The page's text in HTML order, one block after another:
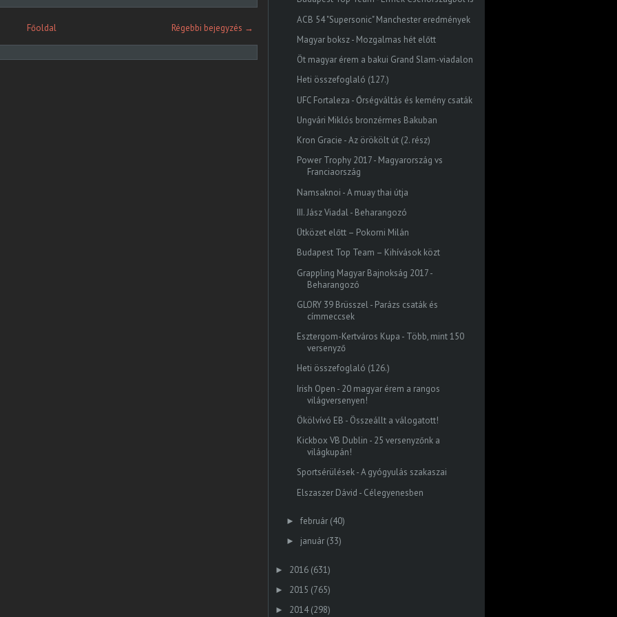
Régebbi bejegyzés →
Főoldal
ACB 54 "Supersonic" Manchester eredmények
Magyar boksz - Mozgalmas hét előtt
Öt magyar érem a bakui Grand Slam-viadalon
Heti összefoglaló (127.)
UFC Fortaleza - Őrségváltás és kemény csaták
Ungvári Miklós bronzérmes Bakuban
Kron Gracie - Az örökölt út (2. rész)
Power Trophy 2017 - Magyarország vs
Franciaország
Namsaknoi - A muay thai útja
III. Jász Viadal - Beharangozó
Ütközet előtt – Pokorni Milán
Budapest Top Team – Kihívások közt
Grappling Magyar Bajnokság 2017 -
Beharangozó
GLORY 39 Brüsszel - Parázs csaták és
címmeccsek
Esztergom-Kertváros Kupa - Több, mint 150
versenyző
Heti összefoglaló (126.)
Irish Open - 20 magyar érem a rangos
világversenyen!
Ökölvívó EB - Összeállt a válogatott!
Kickbox VB Dublin - 25 versenyzőnk a
világkupán!
Sportsérülések - A gyógyulás szakaszai
Elszaszer Dávid - Célegyenesben
► február (40)
► január (33)
► 2016 (631)
► 2015 (765)
► 2014 (298)